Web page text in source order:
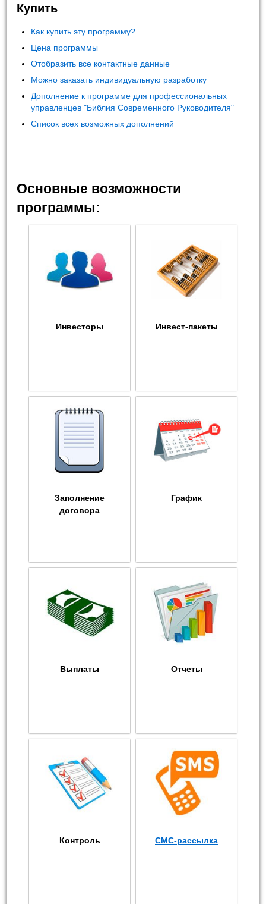
Купить
Как купить эту программу?
Цена программы
Отобразить все контактные данные
Можно заказать индивидуальную разработку
Дополнение к программе для профессиональных
управленцев "Библия Современного Руководителя"
Список всех возможных дополнений
Основные возможности
программы:
Инвесторы Инвест-пакеты
Заполнение
договора
График
Выплаты Отчеты
Контроль СМС-рассылка